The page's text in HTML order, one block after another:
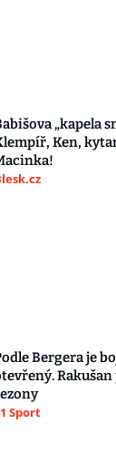
„kapela
Ken,
Bergera je
Sport